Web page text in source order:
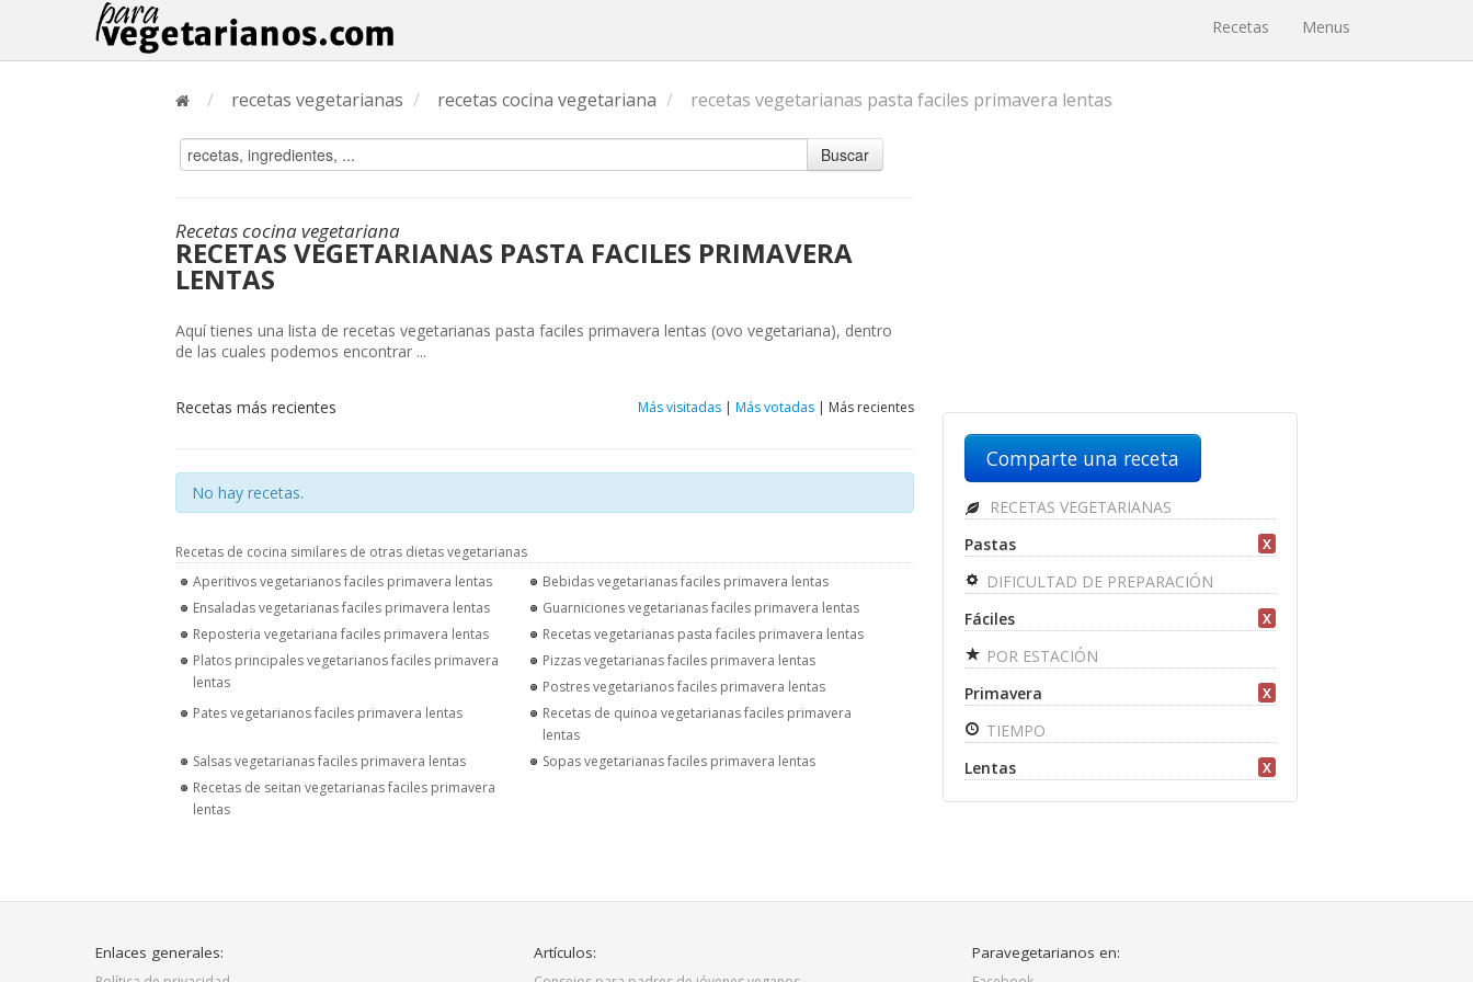
Recetas Menus
/ recetas vegetarianas / recetas cocina vegetariana / recetas vegetarianas pasta faciles primavera lentas
Buscar
Recetas cocina vegetariana
RECETAS VEGETARIANAS PASTA FACILES PRIMAVERA
LENTAS
Aquí tienes una lista de recetas vegetarianas pasta faciles primavera lentas (ovo vegetariana), dentro
de las cuales podemos encontrar ...
Recetas más recientes Más visitadas| Más votadas| Más recientes
No hay recetas.
Recetas de cocina similares de otras dietas vegetarianas
Aperitivos vegetarianos faciles primavera lentas
Bebidas vegetarianas faciles primavera lentas
Ensaladas vegetarianas faciles primavera lentas
Guarniciones vegetarianas faciles primavera lentas
Reposteria vegetariana faciles primavera lentas
Recetas vegetarianas pasta faciles primavera lentas
Platos principales vegetarianos faciles primavera
lentas
Pizzas vegetarianas faciles primavera lentas
Postres vegetarianos faciles primavera lentas
Pates vegetarianos faciles primavera lentas
Recetas de quinoa vegetarianas faciles primavera
lentas
Salsas vegetarianas faciles primavera lentas
Sopas vegetarianas faciles primavera lentas
Recetas de seitan vegetarianas faciles primavera
lentas
Comparte una receta
RECETAS VEGETARIANAS
Pastas
X
DIFICULTAD DE PREPARACIÓN
Fáciles
X
POR ESTACIÓN
Primavera
X
TIEMPO
Lentas
X
Enlaces generales: Artículos: Paravegetarianos en: